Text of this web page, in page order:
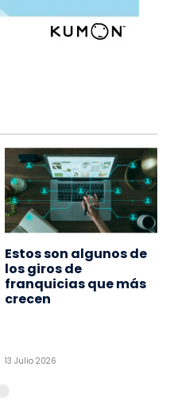
Estos son algunos de
los giros de
franquicias que más
crecen
13 Julio 2026